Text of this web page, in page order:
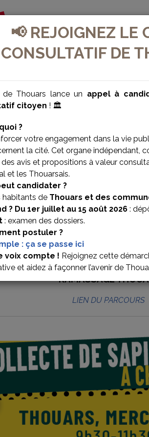
📢 REJOIGNEZ LE
CONSULTATIF DE
de Thouars lance un appel à
citoyen ! 🏛️
?
votre engagement dans la vie
la cité. Cet organe indépendant,
avis et propositions à valeur
et les Thouarsais.
candidater ?
habitants de Thouars et des
? Du 1er juillet au 15 août 2026 :
: examen des dossiers.
postuler ?
: ça se passe ici
voix compte ! Rejoignez cette
et aidez à façonner l’avenir de
VILLE BIEN-ÊTRE
CHEVAL
RAMASSAGE
LIEN DU PARCOURS